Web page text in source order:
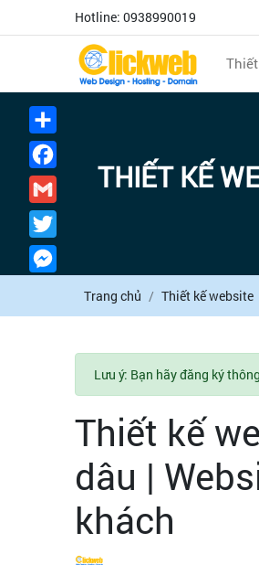
Hotline: 0938990019
THIẾT KẾ
Trang chủ Thiết kế website
Lưu ý: Bạn hãy đăng ký
Thiết kế
dâu |
khách